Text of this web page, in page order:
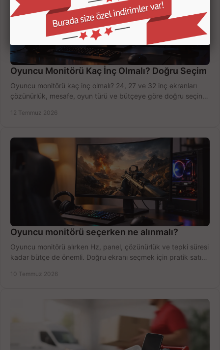
Oyuncu Monitörü Kaç İnç Olmalı? Doğru Seçim
Oyuncu monitörü kaç inç olmalı? 24, 27 ve 32 inç ekranları
çözünürlük, mesafe, oyun türü ve bütçeye göre doğru seçin,
12 Temmuz 2026
Oyuncu monitörü seçerken ne alınmalı?
Oyuncu monitörü alırken Hz, panel, çözünürlük ve tepki süresi
kadar bütçe de önemli. Doğru ekranı seçmek için pratik satın
10 Temmuz 2026